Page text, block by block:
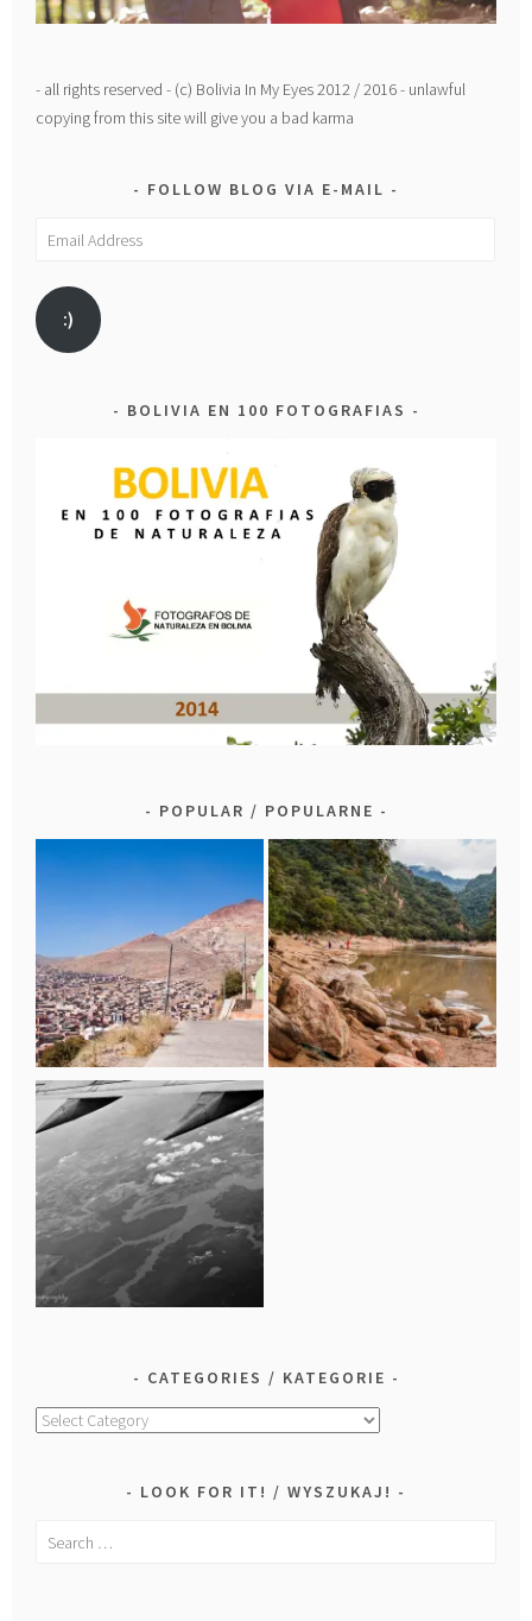
- all rights reserved - (c) Bolivia In My Eyes 2012 / 2016 - unlawful
copying from this site will give you a bad karma
FOLLOW BLOG VIA E-MAIL
Email
:)
BOLIVIA EN 100 FOTOGRAFIAS
POPULAR / POPULARNE
CATEGORIES / KATEGORIE
Categories
LOOK FOR IT! / WYSZUKAJ!
Search